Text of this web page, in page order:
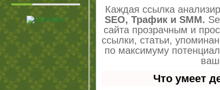
Каждая ссылка
SEO, Трафик и SMM.
сайта прозрачным и
ссылки, статьи,
по максимуму
Что умеет